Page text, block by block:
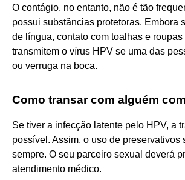
O contágio, no entanto, não é tão
possui substâncias protetoras. Embora
de língua, contato com toalhas e roupas
transmitem o vírus HPV se uma das
ou verruga na boca.
Como transar com alguém
Se tiver a infecção latente pelo HPV, a
possível. Assim, o uso de preservativos
sempre. O seu parceiro sexual deverá
atendimento médico.